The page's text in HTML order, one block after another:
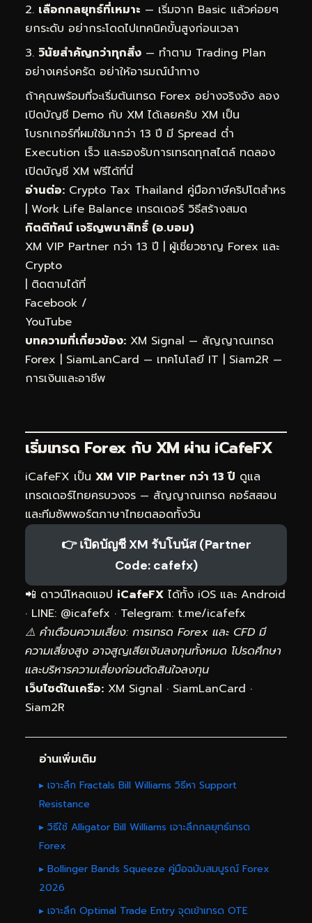
เลือกกลยุทธ์ที่เหมาะ — เริ่มจาก Basic แล้วค่อยๆ
ยกระดับ อย่ากระโดดไปเทคนิคขั้นสูงก่อนเวลา
วินัยสำคัญกว่าทุกสิ่ง — ทำตาม Trading Plan
อย่างเคร่งครัด อย่าให้อารมณ์นำทาง
ถ้าคุณพร้อมที่จะเริ่มต้นเทรด Forex อย่างจริงจัง ลอง
เปิดบัญชี Demo กับ XM ได้เลยครับ XM เป็น
โบรกเกอร์ที่ผมใช้มากว่า 13 ปี มี Spread ต่ำ
Execution เร็ว และรองรับการเทรดทุกสไตล์ ทดลอง
เปิดบัญชี XM ฟรีได้ที่นี่
อ่านต่อ: Crypto Tax Thailand คู่มือภาษีคริปโตสำหร
| Work Life Balance เทรดเดอร์ วิธีสร้างสมด
กิตติทัศน์ เจริญพนาสิทธิ์ (อ.บอม)
XM VIP Partner กว่า 13 ปี | ผู้เชี่ยวชาญ Forex และ
Crypto
| ติดตามได้ที่
Facebook /
YouTube
บทความที่เกี่ยวข้อง: XM Signal — สัญญาณเทรด
Forex | SiamLanCard — เทคโนโลยี IT | Siam2R —
การเงินและอาชีพ
เริ่มเทรด Forex กับ XM ผ่าน iCafeFX
iCafeFX เป็น XM VIP Partner กว่า 13 ปี ดูแล
เทรดเดอร์ไทยครบวงจร — สัญญาณเทรด คอร์สสอน
และทีมซัพพอร์ตภาษาไทยตลอดทั้งวัน
👉 เปิดบัญชี XM รับโบนัส (Partner
Code: cafefx)
📲 ดาวน์โหลดแอป iCafeFX ได้ทั้ง iOS และ Android
· LINE: @icafefx · Telegram: t.me/icafefx
⚠️ คำเตือนความเสี่ยง: การเทรด Forex และ CFD มี
ความเสี่ยงสูง อาจสูญเสียเงินลงทุนทั้งหมด โปรดศึกษา
และบริหารความเสี่ยงก่อนตัดสินใจลงทุน
เว็บไซต์ในเครือ: XM Signal · SiamLanCard ·
Siam2R
อ่านเพิ่มเติม
▸ เจาะลึก Fractals Bill Williams วิธีหา Support
Resistance
▸ วิธีใช้ Alligator Bill Williams เจาะลึกกลยุทธ์เทรด
Forex
▸ Bollinger Bands Squeeze คู่มือฉบับสมบูรณ์ Forex
2026
▸ เจาะลึก Optimal Trade Entry จุดเข้าเทรด OTE